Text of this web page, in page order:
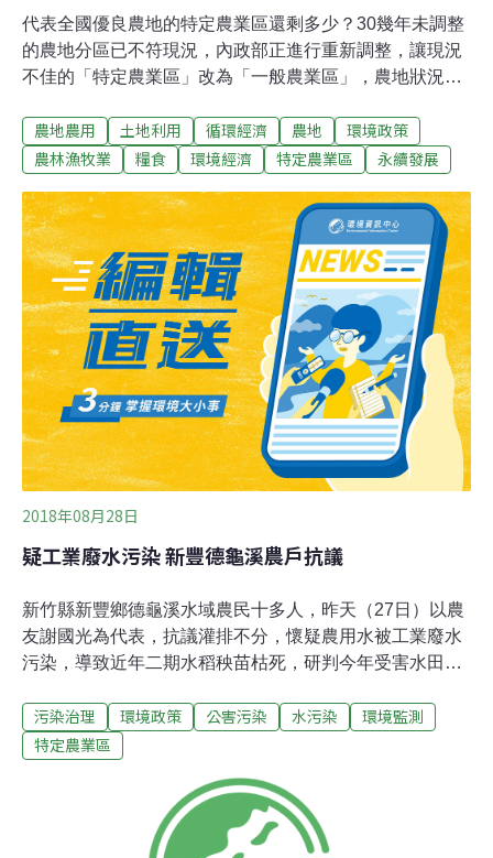
代表全國優良農地的特定農業區還剩多少？30幾年未調整
的農地分區已不符現況，內政部正進行重新調整，讓現況
不佳的「特定農業區」改為「一般農業區」，農地狀況變
年特定農業區面積為依據，將調整後特定農業區總量定在
33萬公頃。這項檢討變更以屏東與桃園進展最快，已完成
蘭、南投、嘉義、花蓮、台東均表達不予辦理；澎湖、基
隆評估後認為無須調整。農地依現況重新調整 特農總量
目標維持2015年平盤全國農地在1975-1986年間進行編
定，並將農作條件良好的農地編為「特定農業區」，與
「一般農業區」區隔。歷經30年，農地現況與編定差異很
大。2017年5月公告實施的「修正全國區域計畫」要求直
轄市或縣市政府應於6個月內重新檢討農地編定。除了將
現有的「特定農業區」與「一般農業區」調整編定外，達
一定標準的特定專用區（例
農地農用 土地利用 循環經濟 農地
環境政策
農林漁牧業
糧食 環境經濟 特定農業區 永續發展
2018年08月28日
疑工業廢水污染 新豐德龜溪農戶抗議
新竹縣新豐鄉德龜溪水域農民十多人，昨天（27日）以農
友謝國光為代表，抗議灌排不分，懷疑農用水被工業廢水
污染，導致近年二期水稻秧苗枯死，研判今年受害水田恐
田水利會等單位會勘，要求加強把關上游工業廢水的排
放，不排除進廠稽查；謝國光則認為釜底抽薪之計是輔導
有30年，農地上游的工廠卻是近年才來，他們也很無奈。
謝國光說，他們耕種的農地所在是特定農業區，屬於優質
農地，上游怎麼可以有工廠？他代耕的13公頃土地中，3
污染治理 環境政策 公害污染 水污染
環境監測
特定農業區